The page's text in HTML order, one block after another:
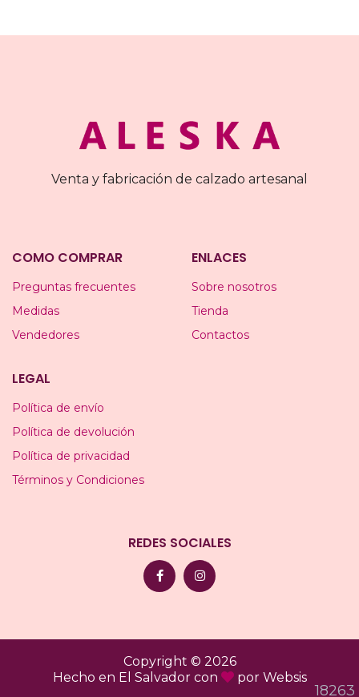
18263
Venta y fabricación de calzado artesanal
COMO COMPRAR
Preguntas frecuentes
Medidas
Vendedores
ENLACES
Sobre nosotros
Tienda
Contactos
LEGAL
Política de envío
Política de devolución
Política de privacidad
Términos y Condiciones
REDES SOCIALES
Copyright © 2026
Hecho en El Salvador con
por Websis